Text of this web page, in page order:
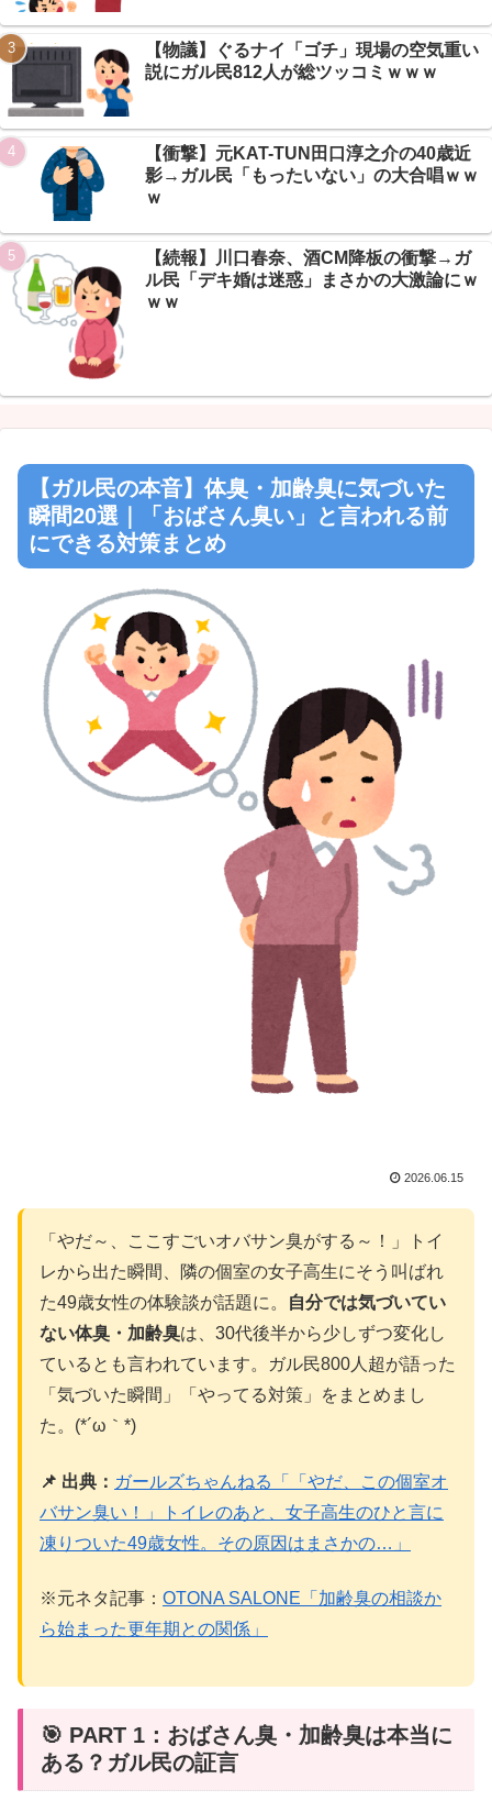
Powered by livedoor 相互RSS
【物議】ぐるナイ「ゴチ」現場の空気重い
説にガル民812人が総ツッコミｗｗｗ
【衝撃】元KAT-TUN田口淳之介の40歳近
影→ガル民「もったいない」の大合唱ｗｗ
ｗ
【続報】川口春奈、酒CM降板の衝撃→ガ
ル民「デキ婚は迷惑」まさかの大激論にｗ
ｗｗ
【ガル民の本音】体臭・加齢臭に気づいた
瞬間20選｜「おばさん臭い」と言われる前
にできる対策まとめ
2026.06.15
「やだ～、ここすごいオバサン臭がする～！」トイ
レから出た瞬間、隣の個室の女子高生にそう叫ばれ
た49歳女性の体験談が話題に。
自分では気づいてい
ない体臭・加齢臭は、30代後半から少しずつ変化し
ているとも言われています。ガル民800人超が語った
「気づいた瞬間」「やってる対策」をまとめまし
た。(*´ω｀*)
📌 出典： ガールズちゃんねる「「やだ、この個室オ
バサン臭い！」トイレのあと、女子高生のひと言に
凍りついた49歳女性。その原因はまさかの…」
※元ネタ記事： OTONA SALONE「加齢臭の相談か
ら始まった更年期との関係」
🎯 PART 1：おばさん臭・加齢臭は本当に
ある？ガル民の証言